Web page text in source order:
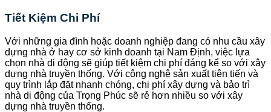
Tiết Kiệm Chi Phí
Với những gia đình hoặc doanh nghiệp đang có nhu cầu xây
dựng nhà ở hay cơ sở kinh doanh tại Nam Định, việc lựa
chọn nhà di động sẽ giúp tiết kiệm chi phí đáng kể so với xây
dựng nhà truyền thống. Với công nghệ sản xuất tiên tiến và
quy trình lắp đặt nhanh chóng, chi phí xây dựng và bảo trì
nhà di động của Trọng Phúc sẽ rẻ hơn nhiều so với xây
dựng nhà truyền thống.